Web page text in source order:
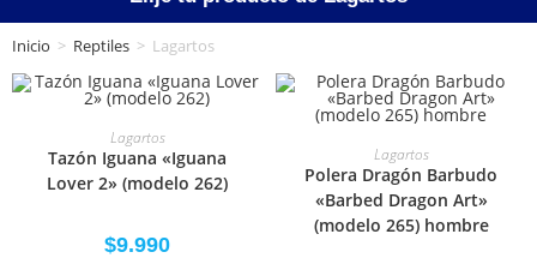
Inicio > Reptiles > Lagartos
SELECCIONAR OPCIONES
Lagartos
Tazón Iguana «Iguana
Lover 2» (modelo 262)
$9.990
SELECCIONAR OPCIONES
Lagartos
Polera Dragón Barbudo
«Barbed Dragon Art»
(modelo 265) hombre